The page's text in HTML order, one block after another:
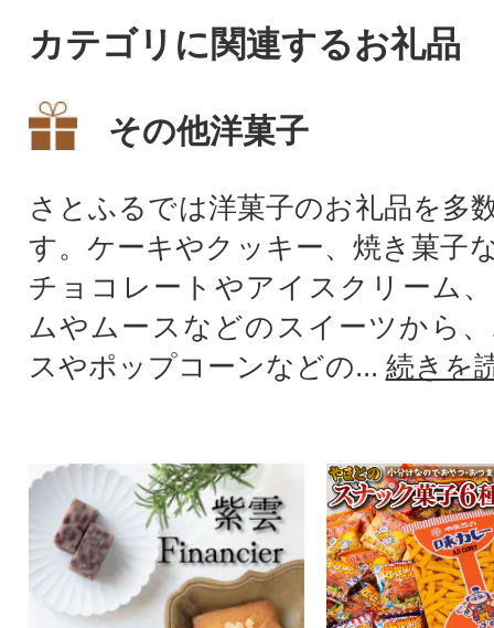
カテゴリに関連するお礼品
その他洋菓子
さとふるでは洋菓子のお礼品を多
す。ケーキやクッキー、焼き菓子
チョコレートやアイスクリーム
ムやムースなどのスイーツから
スやポップコーンなどの... 続きを